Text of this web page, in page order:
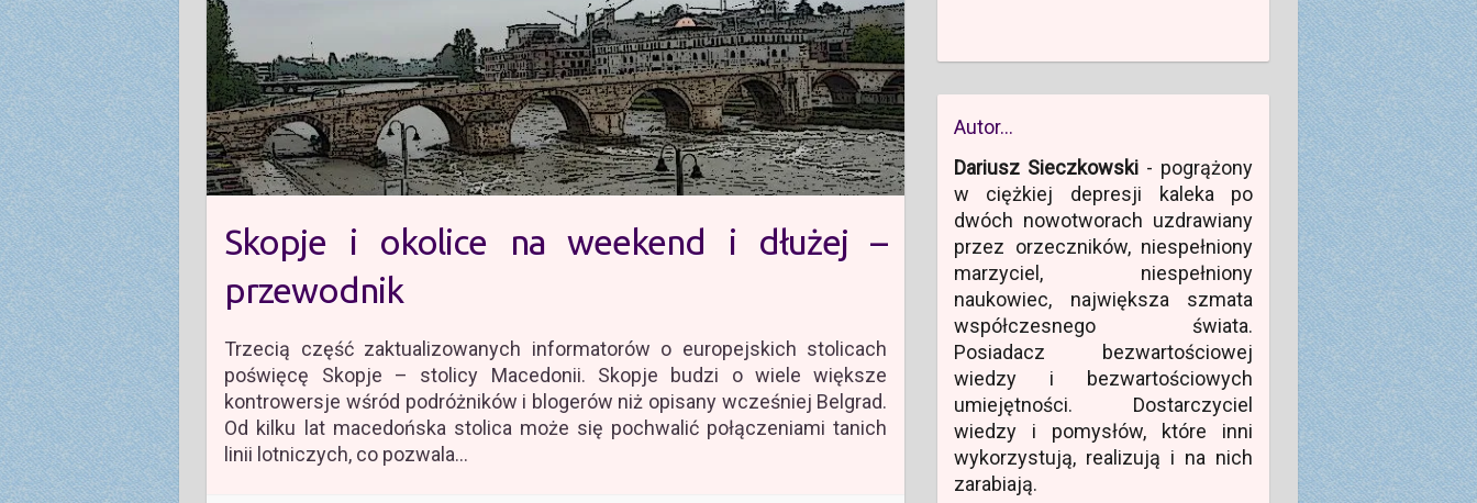
Skopje i okolice na weekend i dłużej –
przewodnik
Trzecią część zaktualizowanych informatorów o europejskich stolicach
poświęcę Skopje – stolicy Macedonii. Skopje budzi o wiele większe
kontrowersje wśród podróżników i blogerów niż opisany wcześniej Belgrad.
Od kilku lat macedońska stolica może się pochwalić połączeniami tanich
linii lotniczych, co pozwala…
Autor…
Dariusz Sieczkowski - pogrążony
w ciężkiej depresji kaleka po
dwóch nowotworach uzdrawiany
przez orzeczników, niespełniony
marzyciel, niespełniony
naukowiec, największa szmata
współczesnego świata.
Posiadacz bezwartościowej
wiedzy i bezwartościowych
umiejętności. Dostarczyciel
wiedzy i pomysłów, które inni
wykorzystują, realizują i na nich
zarabiają.